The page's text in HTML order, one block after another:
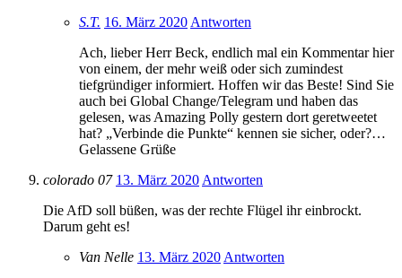
S.T. 16. März 2020 Antworten
Ach, lieber Herr Beck, endlich mal ein Kommentar hier
von einem, der mehr weiß oder sich zumindest
tiefgründiger informiert. Hoffen wir das Beste! Sind Sie
auch bei Global Change/Telegram und haben das
gelesen, was Amazing Polly gestern dort geretweetet
hat? „Verbinde die Punkte“ kennen sie sicher, oder?…
Gelassene Grüße
colorado 07 13. März 2020 Antworten
Die AfD soll büßen, was der rechte Flügel ihr einbrockt.
Darum geht es!
Van Nelle 13. März 2020 Antworten